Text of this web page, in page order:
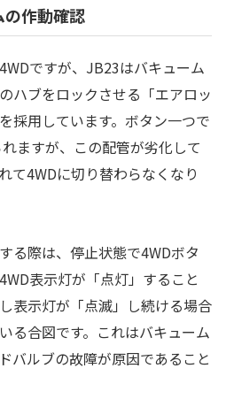
作動確認
ですが、JB23はバキューム
ハブをロックさせる「エアロッ
採用しています。ボタン一つで
ますが、この配管が劣化して
て4WDに切り替わらなくなり
る際は、停止状態で4WDボタ
表示灯が「点灯」すること
表示灯が「点滅」し続ける場合
る合図です。これはバキューム
バルブの故障が原因であること